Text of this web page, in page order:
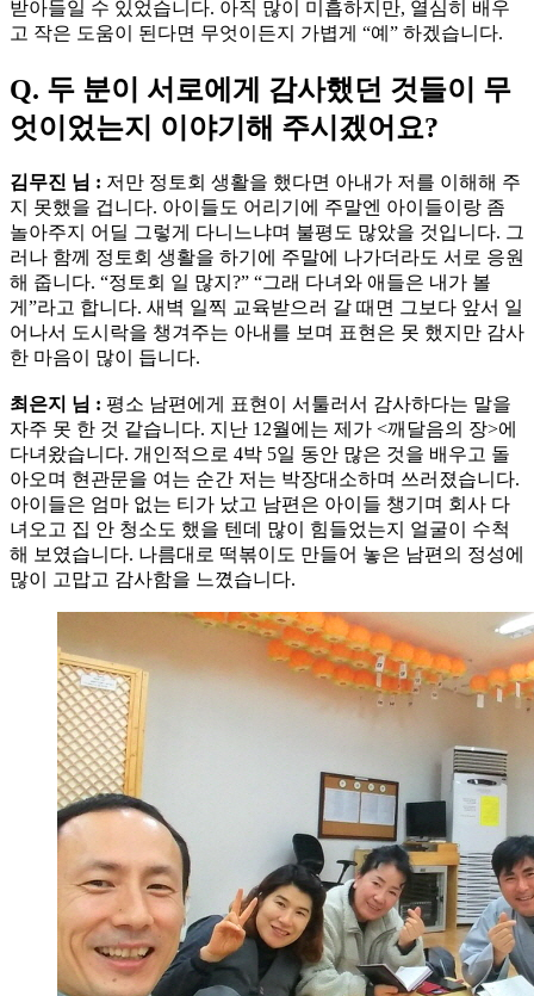
받아들일 수 있었습니다. 아직 많이 미흡하지만, 열심히 배우
고 작은 도움이 된다면 무엇이든지 가볍게 “예” 하겠습니다.
Q. 두 분이 서로에게 감사했던 것들이 무
엇이었는지 이야기해 주시겠어요?
김무진 님 : 저만 정토회 생활을 했다면 아내가 저를 이해해 주
지 못했을 겁니다. 아이들도 어리기에 주말엔 아이들이랑 좀
놀아주지 어딜 그렇게 다니느냐며 불평도 많았을 것입니다. 그
러나 함께 정토회 생활을 하기에 주말에 나가더라도 서로 응원
해 줍니다. “정토회 일 많지?” “그래 다녀와 애들은 내가 볼
게”라고 합니다. 새벽 일찍 교육받으러 갈 때면 그보다 앞서 일
어나서 도시락을 챙겨주는 아내를 보며 표현은 못 했지만 감사
한 마음이 많이 듭니다.
최은지 님 : 평소 남편에게 표현이 서툴러서 감사하다는 말을
자주 못 한 것 같습니다. 지난 12월에는 제가 <깨달음의 장>에
다녀왔습니다. 개인적으로 4박 5일 동안 많은 것을 배우고 돌
아오며 현관문을 여는 순간 저는 박장대소하며 쓰러졌습니다.
아이들은 엄마 없는 티가 났고 남편은 아이들 챙기며 회사 다
녀오고 집 안 청소도 했을 텐데 많이 힘들었는지 얼굴이 수척
해 보였습니다. 나름대로 떡볶이도 만들어 놓은 남편의 정성에
많이 고맙고 감사함을 느꼈습니다.